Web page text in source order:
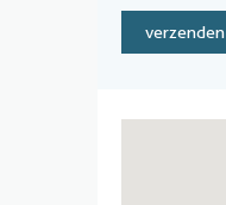
verzenden